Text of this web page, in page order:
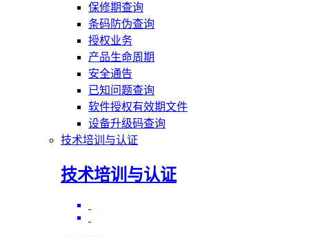
保修期查询
条码防伪查询
授权业务
产品生命周期
安全通告
已知问题查询
软件授权有效期文件
设备升级码查询
技术培训与认证
技术培训与认证